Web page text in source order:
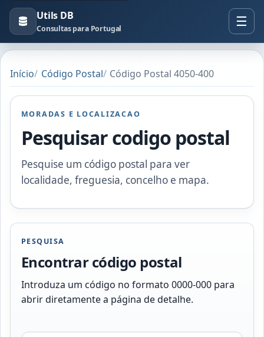
Utils DB
Consultas para Portugal
Início Código Postal Código Postal 4050-400
MORADAS E LOCALIZACAO
Pesquisar codigo postal
Pesquise um código postal para ver
localidade, freguesia, concelho e mapa.
PESQUISA
Encontrar código postal
Introduza um código no formato 0000-000 para
abrir diretamente a página de detalhe.